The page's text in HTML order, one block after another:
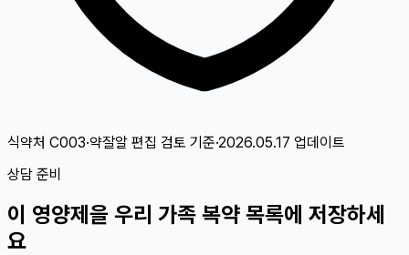
식약처 C003·약잘알 편집 검토 기준·2026.05.17 업데이트
상담 준비
이 영양제 을 우리 가족 복약 목록에 저장하세
요